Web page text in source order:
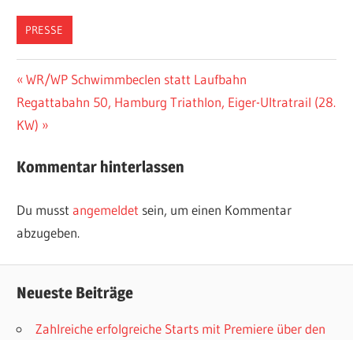
PRESSE
Beitragsnavigation
Vorheriger
Beitrag:
WR/WP Schwimmbeclen statt Laufbahn
Nächster
Beitrag:
Regattabahn 50, Hamburg Triathlon, Eiger-Ultratrail (28.
KW)
Kommentar hinterlassen
Du musstangemeldet sein, um einen Kommentar
abzugeben.
Neueste Beiträge
Zahlreiche erfolgreiche Starts mit Premiere über den